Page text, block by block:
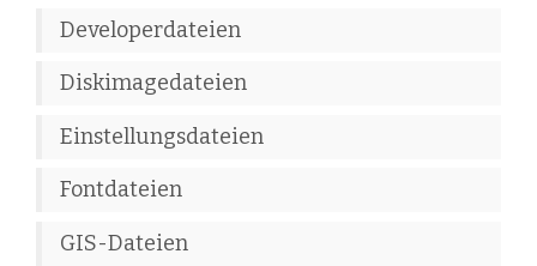
Developerdateien
Diskimagedateien
Einstellungsdateien
Fontdateien
GIS-Dateien